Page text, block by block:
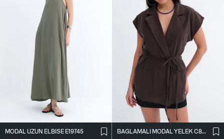
MODAL UZUN ELBISE E19745
BAĞLAMALI MODAL YELEK C8021